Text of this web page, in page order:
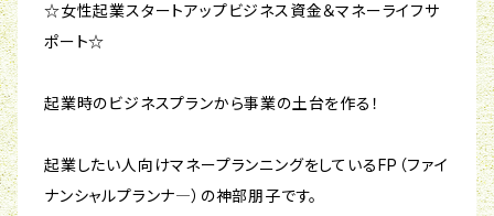
☆女性起業スタートアップビジネス資金＆マネーライフサ
ポート☆
起業時のビジネスプランから事業の土台を作る！
起業したい人向けマネープランニングをしているFP（ファイ
ナンシャルプランナ―）の神部朋子です。